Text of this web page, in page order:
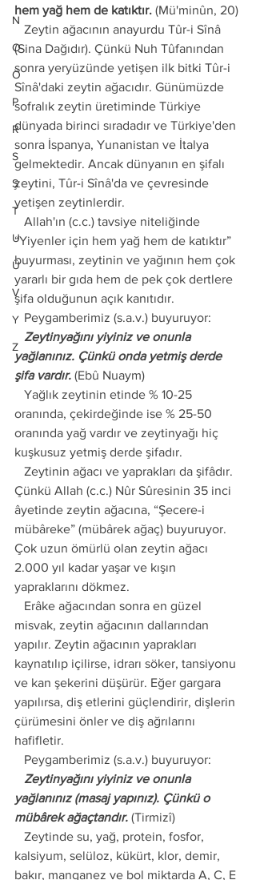
N
O
Ö
P
R
S
Ş
T
U
Ü
V
Y
Z
hem yağ hem de katıktır. (Mü'minûn, 20)
(Sina Dağıdır). Çünkü Nuh Tûfanından
sonra yeryüzünde yetişen ilk bitki Tûr-i
Sînâ'daki zeytin ağacıdır. Günümüzde
sofralık zeytin üretiminde Türkiye
dünyada birinci sıradadır ve Türkiye'den
sonra İspanya, Yunanistan ve İtalya
gelmektedir. Ancak dünyanın en şifalı
zeytini, Tûr-i Sînâ'da ve çevresinde
yetişen zeytinlerdir.
“Yiyenler için hem yağ hem de katıktır”
buyurması, zeytinin ve yağının hem çok
yararlı bir gıda hem de pek çok dertlere
şifa olduğunun açık kanıtıdır.
   Peygamberimiz (s.a.v.) buyuruyor:
yağlanınız. Çünkü onda yetmiş derde
şifa vardır. (Ebû Nuaym)
oranında, çekirdeğinde ise % 25-50
oranında yağ vardır ve zeytinyağı hiç
kuşkusuz yetmiş derde şifadır.
Çünkü Allah (c.c.) Nûr Sûresinin 35 inci
âyetinde zeytin ağacına, “Şecere-i
mübâreke” (mübârek ağaç) buyuruyor.
Çok uzun ömürlü olan zeytin ağacı
2.000 yıl kadar yaşar ve kışın
yapraklarını dökmez.
misvak, zeytin ağacının dallarından
yapılır. Zeytin ağacının yaprakları
kaynatılıp içilirse, idrarı söker, tansiyonu
ve kan şekerini düşürür. Eğer gargara
yapılırsa, diş etlerini güçlendirir, dişlerin
çürümesini önler ve diş ağrılarını
hafifletir.
   Peygamberimiz (s.a.v.) buyuruyor:
yağlanınız (masaj yapınız). Çünkü o
mübârek ağaçtandır. (Tirmizî)
kalsiyum, selüloz, kükürt, klor, demir,
bakır, manganez ve bol miktarda A, C, E